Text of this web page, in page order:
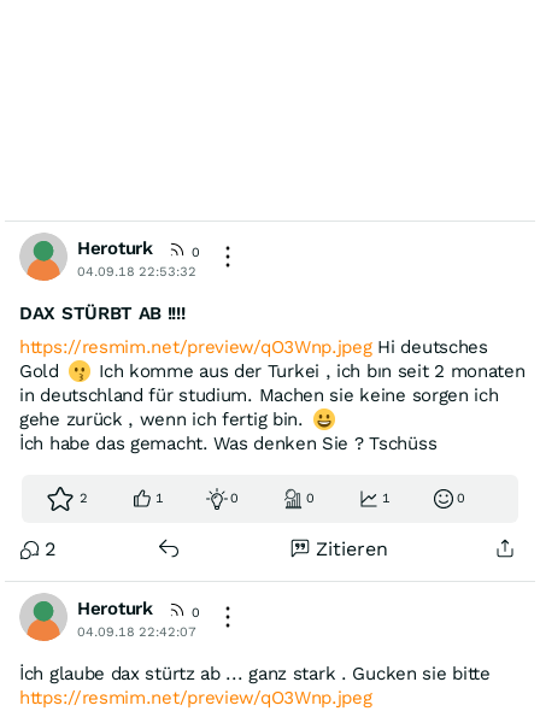
Heroturk
0
04.09.18 22:53:32
DAX STÜRBT AB !!!!
https://resmim.net/preview/qO3Wnp.jpegHi deutsches
Gold
Ich komme aus der Turkei , ich bın seit 2 monaten
in deutschland für studium. Machen sie keine sorgen ich
gehe zurück , wenn ich fertig bin.
İch habe das gemacht. Was denken Sie ? Tschüss
2 1 0 0 1 0
2 Zitieren
Heroturk
0
04.09.18 22:42:07
İch glaube dax stürtz ab ... ganz stark . Gucken sie bitte
https://resmim.net/preview/qO3Wnp.jpeg